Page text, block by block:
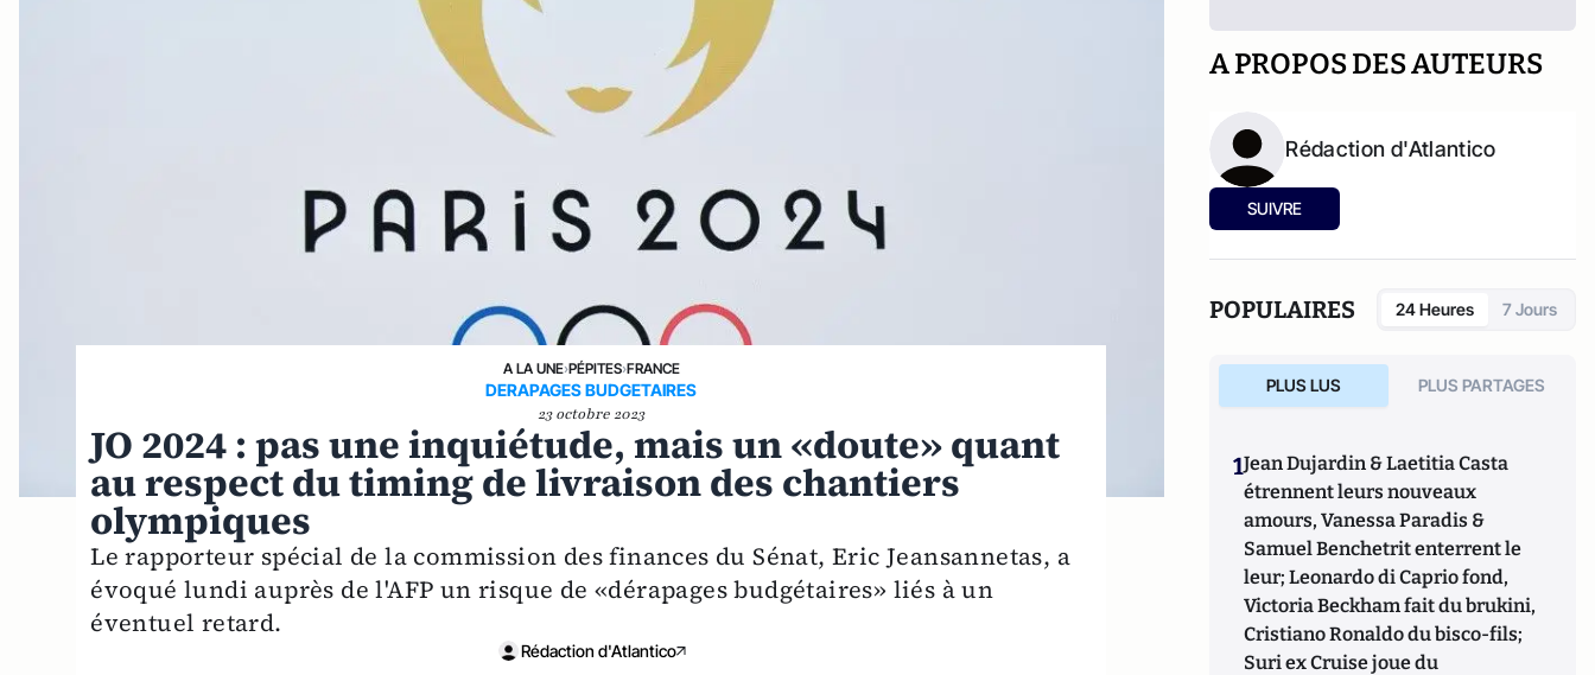
A LA UNE›PÉPITES›FRANCE
DERAPAGES BUDGETAIRES
23 octobre 2023
JO 2024 : pas une inquiétude, mais un «doute» quant
au respect du timing de livraison des chantiers
olympiques
Le rapporteur spécial de la commission des finances du Sénat, Eric Jeansannetas, a
évoqué lundi auprès de l'AFP un risque de «dérapages budgétaires» liés à un
éventuel retard.
Rédaction d'Atlantico
A PROPOS DES AUTEURS
Rédaction d'Atlantico
SUIVRE
POPULAIRES 24 Heures 7 Jours
PLUS LUS PLUS PARTAGES
1Jean Dujardin & Laetitia Casta
étrennent leurs nouveaux
amours, Vanessa Paradis &
Samuel Benchetrit enterrent le
leur; Leonardo di Caprio fond,
Victoria Beckham fait du brukini,
Cristiano Ronaldo du bisco-fils;
Suri ex Cruise joue du